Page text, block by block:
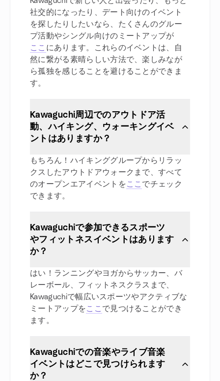
社交的になったり、デート向けのイベント
を探したりしたいなら、たくさんのグルー
プ活動やシングル向けのミートアップが
ここ にあります。これらのイベントは、自
然に繋がる素晴らしい方法で、楽しみなが
ら孤独を感じることを避けることができま
す。
Kawaguchi周辺でのアウトドア活
動、ハイキング、ウォーキングイベ
ントはありますか？
もちろん！ハイキンググループからリラッ
クスしたアウトドアウォークまで、すべて
のオープンエアイベントをここ でチェック
できます。
Kawaguchiで参加できるスポーツ
やフィットネスイベントはあります
か？
はい！ランニングやヨガからサッカー、バ
レーボール、フィットネスクラスまで、
Kawaguchiで幅広いスポーツやアクティブな
ミートアップをここ で見つけることができ
ます。
Kawaguchiでの音楽やライブ音楽
イベントはどこで見つけられます
か？